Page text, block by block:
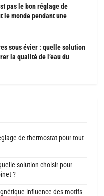
pas le bon réglage de
le monde pendant une
sous évier : quelle solution
la qualité de l’eau du
de thermostat pour tout
solution choisir pour
?
influence des motifs